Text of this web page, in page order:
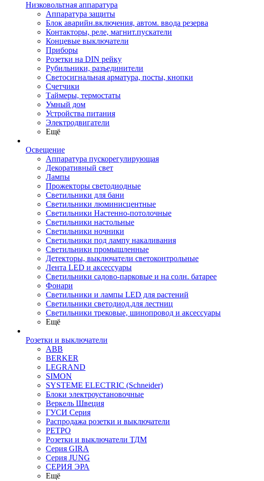
Низковольтная аппаратура
Аппаратура защиты
Блок аварийн.включения, автом. ввода резерва
Контакторы, реле, магнит.пускатели
Концевые выключатели
Приборы
Розетки на DIN рейку
Рубильники, разъединители
Светосигнальная арматура, посты, кнопки
Счетчики
Таймеры, термостаты
Умный дом
Устройства питания
Электродвигатели
Ещё
Освещение
Аппаратура пускорегулирующая
Декоративный свет
Лампы
Прожекторы светодиодные
Светильники для бани
Светильники люминисцентные
Светильники Настенно-потолочные
Светильники настольные
Светильники ночники
Светильники под лампу накаливания
Светильники промышленные
Детекторы, выключатели светоконтрольные
Лента LED и аксессуары
Светильники садово-парковые и на солн. батарее
Фонари
Светильники и лампы LED для растений
Светильники светодиод.для лестниц
Светильники трековые, шинопровод и аксессуары
Ещё
Розетки и выключатели
ABB
BERKER
LEGRAND
SIMON
SYSTEME ELECTRIC (Schneider)
Блоки электроустановочные
Веркель Швеция
ГУСИ Серия
Распродажа розетки и выключатели
РЕТРО
Розетки и выключатели ТДМ
Серия GIRA
Серия JUNG
СЕРИЯ ЭРА
Ещё